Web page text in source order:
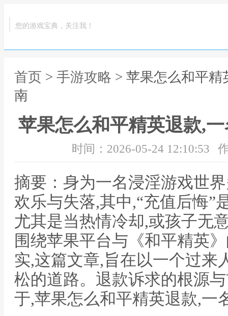
您的游戏宝典，关注我！
首页 > 手游攻略 > 苹果怎么和平
南
苹果怎么和平精英退款,
时间：2026-05-24 12:10:53
摘要：身为一名浸淫游戏世
欢乐与失落,其中,“充值后悔”
尤其是当热情冷却,或孩子无
围绕苹果平台与《和平精英
实,这篇文章,旨在以一个过来
松的道路。退款诉求的根源
于,苹果怎么和平精英退款,一